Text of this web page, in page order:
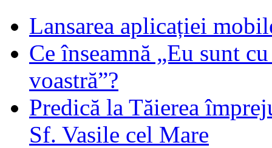
Lansarea aplicației
Ce înseamnă „Eu sunt
voastră”?
Predică la Tăierea
Sf. Vasile cel Mare